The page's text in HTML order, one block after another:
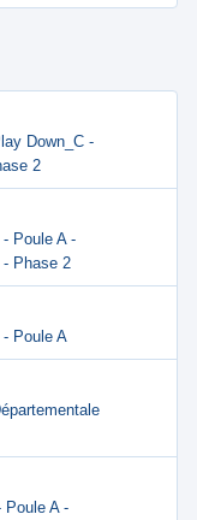
Down_C -
2
Poule A -
- Phase 2
Poule A
Poule A -